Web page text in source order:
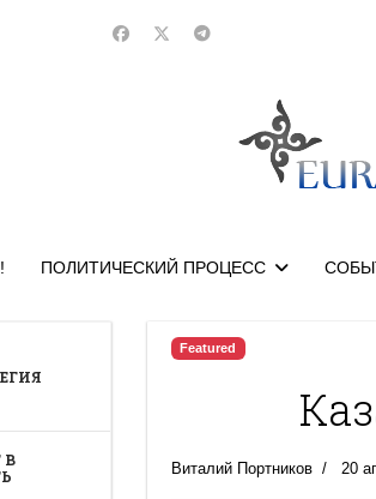
ПОЛИТИЧЕСКИЙ ПРОЦЕСС
В
Featured
Виталий Портников 20